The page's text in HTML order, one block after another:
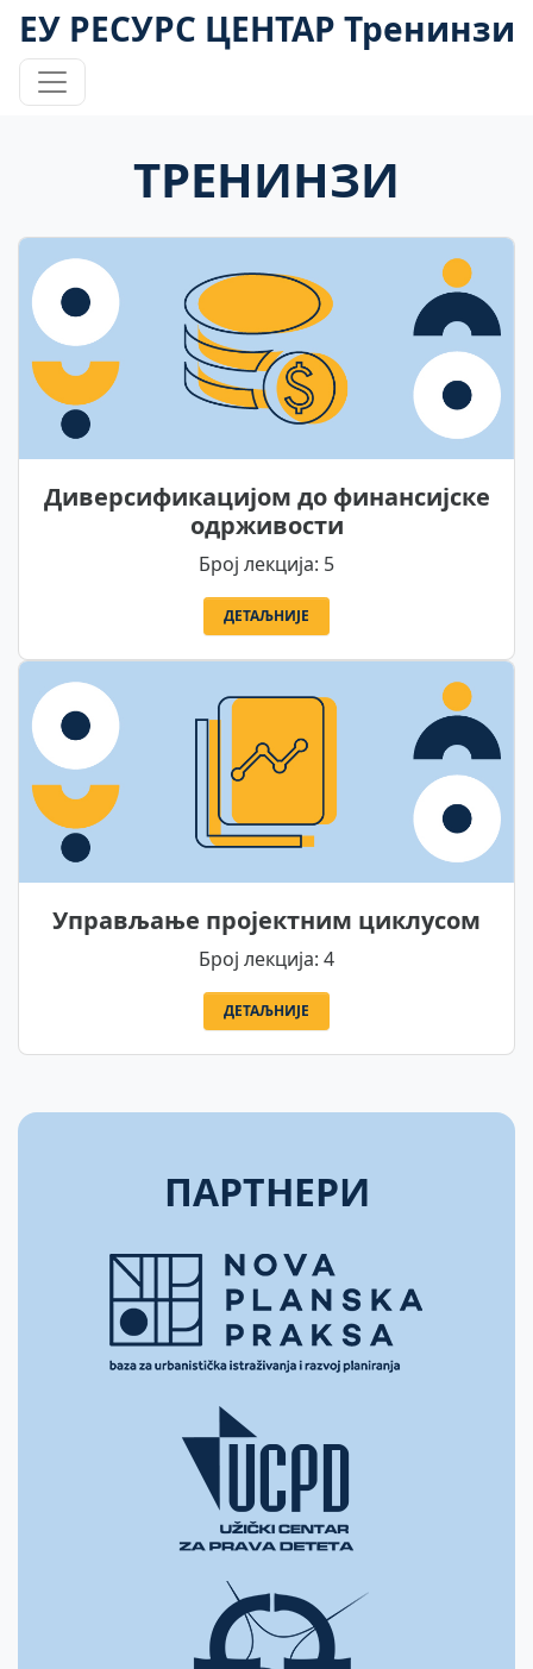
ЕУ РЕСУРС ЦЕНТАР Тренинзи
ТРЕНИНЗИ
Диверсификацијом до финансијске
одрживости
Број лекција: 5
ДЕТАЉНИЈЕ
Управљање пројектним циклусом
Број лекција: 4
ДЕТАЉНИЈЕ
ПАРТНЕРИ